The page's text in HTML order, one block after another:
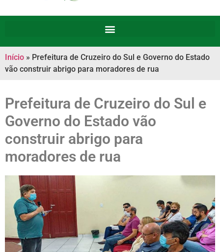
Início » Prefeitura de Cruzeiro do Sul e Governo do Estado
vão construir abrigo para moradores de rua
Prefeitura de Cruzeiro do Sul e
Governo do Estado vão
construir abrigo para
moradores de rua